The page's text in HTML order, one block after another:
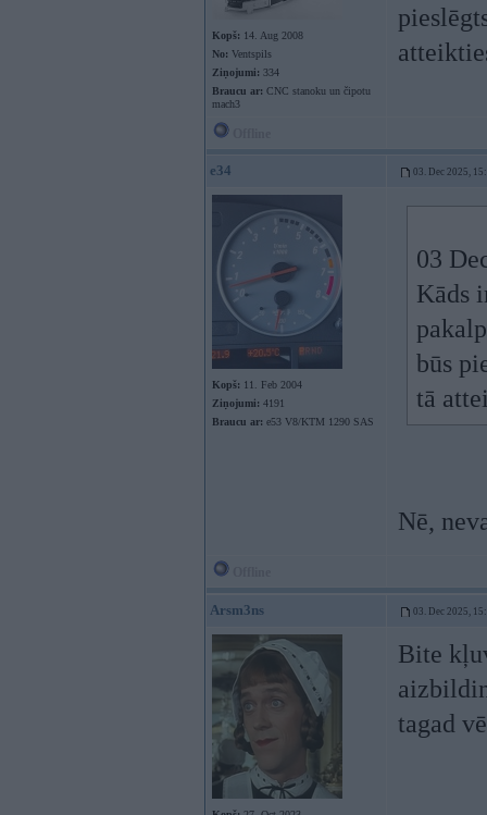
Kopš: 14. Aug 2008
No: Ventspils
Ziņojumi: 334
Braucu ar: CNC stanoku un čipotu
mach3
e34 03. Dec 2025,
Kopš: 11. Feb 2004
Ziņojumi: 4191
Braucu ar: e53 V8/KTM 1290 SAS
03
Kāds
būs
tā
Nē,
Arsm3ns 03. Dec 2025,
Bite
tagad